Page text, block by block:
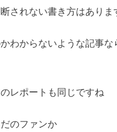
されない書き方はありま
わからないような記事な
レポートも同じですね
のファンか